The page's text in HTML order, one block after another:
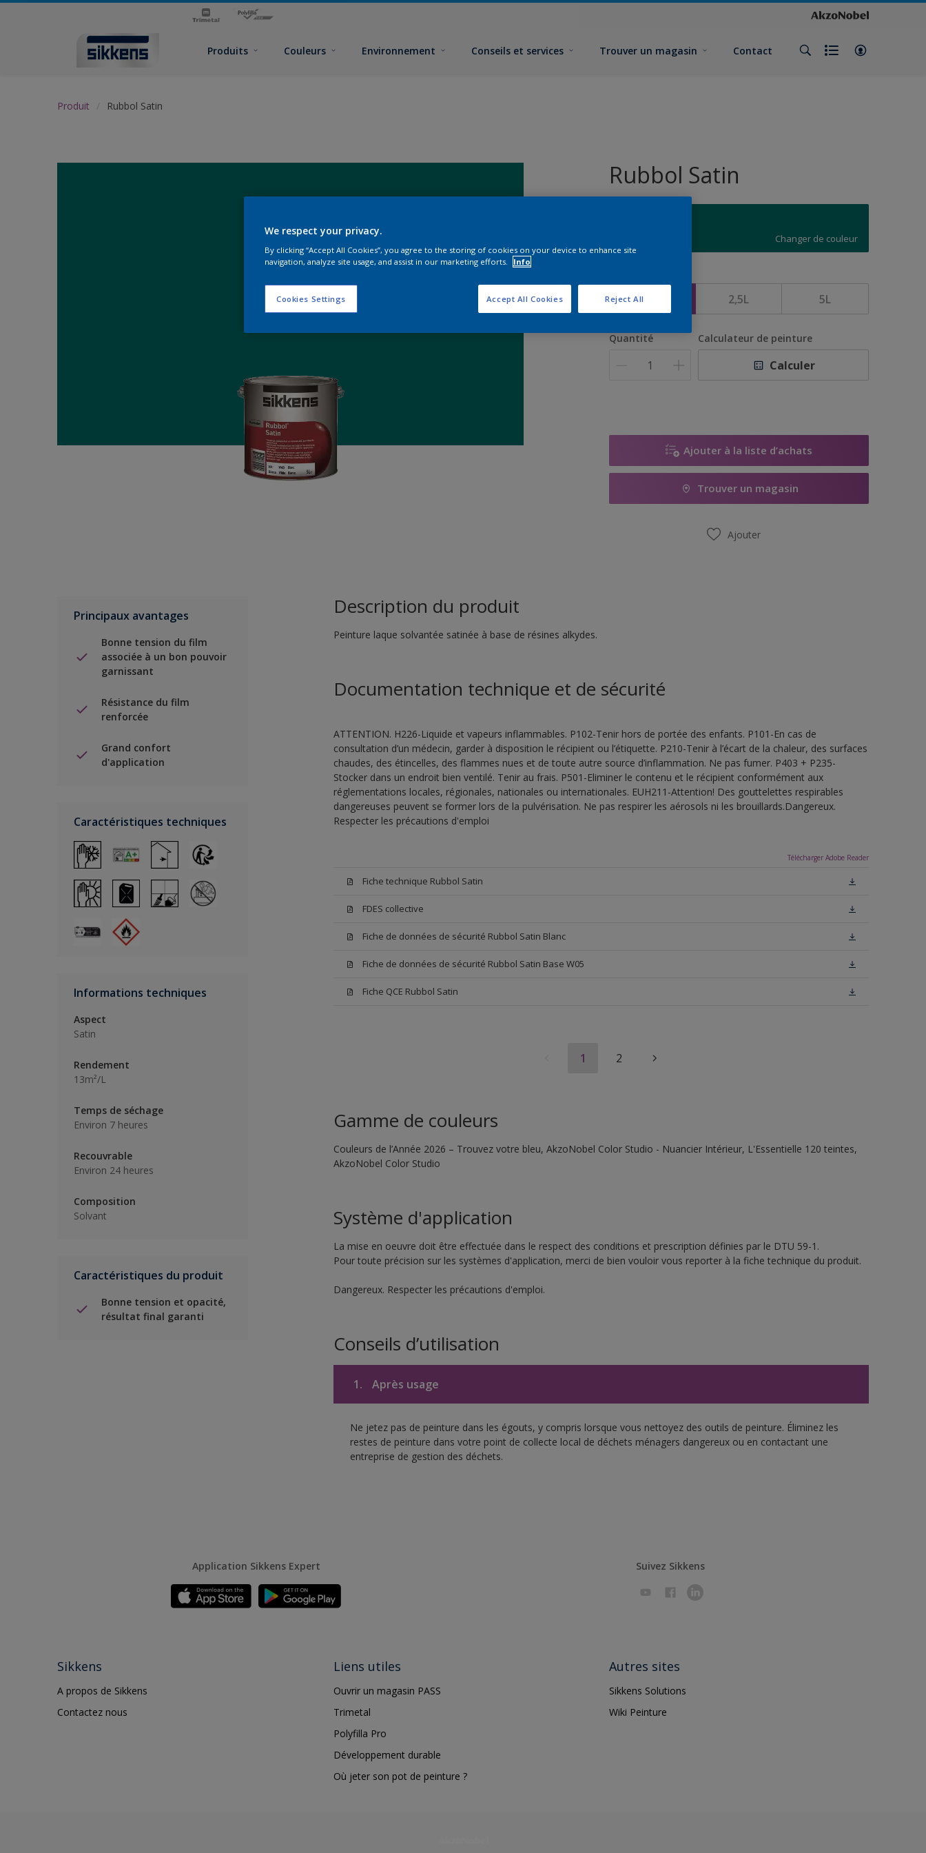
Produits Couleurs Environnement Conseils et services Trouver un magasin Contact
Produit Rubbol Satin
Rubbol Satin
Changer de couleur
2,5L 5L
Quantité Calculateur de peinture
Calculer
Ajouter à la liste d’achats
Trouver un magasin
Ajouter
Principaux avantages
Bonne tension du film
associée à un bon pouvoir
garnissant
Résistance du film
renforcée
Grand confort
d'application
Caractéristiques techniques
Informations techniques
Aspect
Satin
Rendement
13m²/L
Temps de séchage
Environ 7 heures
Recouvrable
Environ 24 heures
Composition
Solvant
Caractéristiques du produit
Bonne tension et opacité,
résultat final garanti
Description du produit
Peinture laque solvantée satinée à base de résines alkydes.
Documentation technique et de sécurité
ATTENTION. H226-Liquide et vapeurs inflammables. P102-Tenir hors de portée des enfants. P101-En cas de
consultation d’un médecin, garder à disposition le récipient ou l’étiquette. P210-Tenir à l’écart de la chaleur, des surfaces
chaudes, des étincelles, des flammes nues et de toute autre source d’inflammation. Ne pas fumer. P403 + P235-
Stocker dans un endroit bien ventilé. Tenir au frais. P501-Eliminer le contenu et le récipient conformément aux
réglementations locales, régionales, nationales ou internationales. EUH211-Attention! Des gouttelettes respirables
dangereuses peuvent se former lors de la pulvérisation. Ne pas respirer les aérosols ni les brouillards.Dangereux.
Respecter les précautions d'emploi
Télécharger Adobe Reader
Fiche technique Rubbol Satin
FDES collective
Fiche de données de sécurité Rubbol Satin Blanc
Fiche de données de sécurité Rubbol Satin Base W05
Fiche QCE Rubbol Satin
1 2
Gamme de couleurs
Couleurs de l’Année 2026 – Trouvez votre bleu, AkzoNobel Color Studio - Nuancier Intérieur, L'Essentielle 120 teintes,
AkzoNobel Color Studio
Système d'application
La mise en oeuvre doit être effectuée dans le respect des conditions et prescription définies par le DTU 59-1.
Pour toute précision sur les systèmes d'application, merci de bien vouloir vous reporter à la fiche technique du produit.
Dangereux. Respecter les précautions d'emploi.
Conseils d’utilisation
1. Après usage
Ne jetez pas de peinture dans les égouts, y compris lorsque vous nettoyez des outils de peinture. Éliminez les
restes de peinture dans votre point de collecte local de déchets ménagers dangereux ou en contactant une
entreprise de gestion des déchets.
Application Sikkens Expert Suivez Sikkens
Sikkens
A propos de Sikkens
Contactez nous
Liens utiles
Ouvrir un magasin PASS
Trimetal
Polyfilla Pro
Développement durable
Où jeter son pot de peinture ?
Autres sites
Sikkens Solutions
Wiki Peinture
We respect your privacy.
By clicking “Accept All Cookies”, you agree to the storing of cookies on your device to enhance site
navigation, analyze site usage, and assist in our marketing efforts.
Info
Cookies Settings Reject All
Accept All Cookies